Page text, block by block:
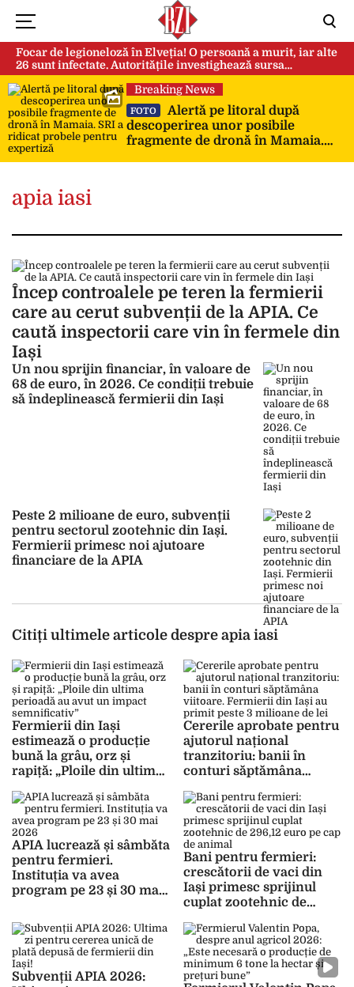
Focar de legioneloză în Elveția! O persoană a murit, iar alte
26 sunt infectate. Autoritățile investighează sursa
contaminării
Breaking News
FOTO
Alertă pe litoral după
descoperirea unor posibile
fragmente de dronă în Mamaia.
apia iasi
Încep controalele pe teren la fermierii
care au cerut subvenții de la APIA. Ce
caută inspectorii care vin în fermele din
Iași
Un nou sprijin financiar, în valoare de
68 de euro, în 2026. Ce condiții trebuie
să îndeplinească fermierii din Iași
Peste 2 milioane de euro, subvenții
pentru sectorul zootehnic din Iași.
Fermierii primesc noi ajutoare
financiare de la APIA
Citiți ultimele articole despre apia iasi
Fermierii din Iași
estimează o producție
bună la grâu, orz și
rapiță: „Ploile din ultima
impact semnificativ”
Cererile aprobate pentru
ajutorul național
tranzitoriu: banii în
conturi săptămâna
Iași au primit peste 3
milioane de lei
APIA lucrează și sâmbăta
pentru fermieri.
Instituția va avea
program pe 23 și 30 mai
Bani pentru fermieri:
crescătorii de vaci din
Iași primesc sprijinul
cuplat zootehnic de
animal
Subvenții APIA 2026: